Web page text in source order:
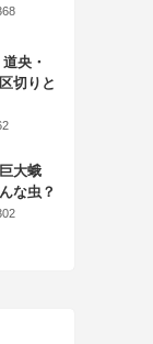
央・
切りと
大蛾
な虫？